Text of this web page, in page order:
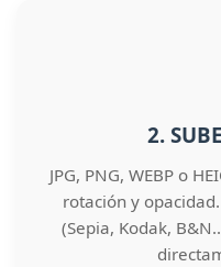
2.
JPG, PNG, WEBP o
rotación y
(Sepia, Kodak,